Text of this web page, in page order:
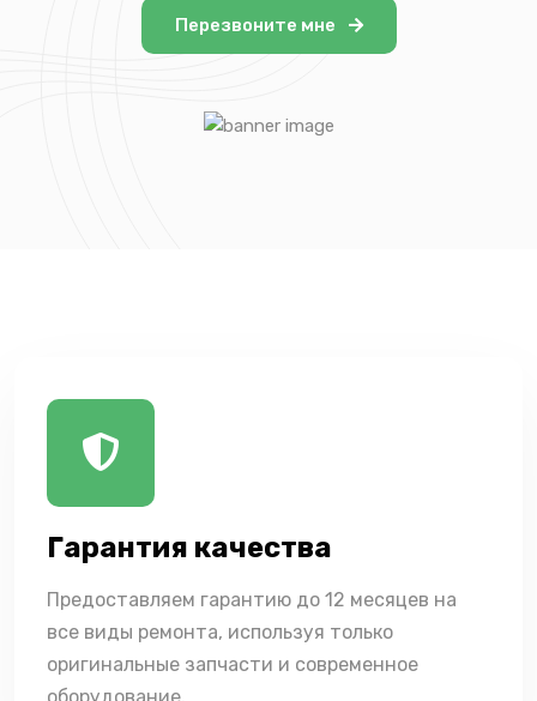
Перезвоните мне
Гарантия качества
Предоставляем гарантию до 12 месяцев на
все виды ремонта, используя только
оригинальные запчасти и современное